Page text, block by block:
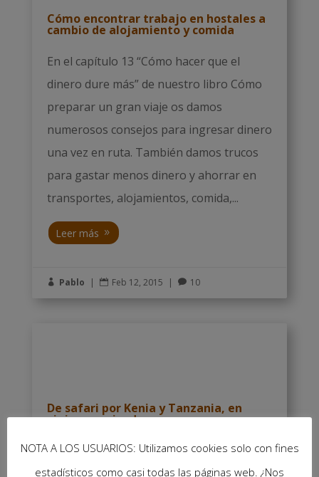
Cómo encontrar trabajo en hostales a
cambio de alojamiento y comida
En el capítulo 13 “Cómo hacer que el
dinero dure más” de nuestro libro Cómo
preparar un gran viaje os damos
numerosos consejos para ingresar dinero
una vez en ruta. También damos trucos
para gastar menos dinero y ahorrar en
transportes, alojamientos, comida,...
Leer más
 Pablo |  Feb 12, 2015 |  10
De safari por Kenia y Tanzania, en
viaje organizado
Sí, sí, en viaje organizado. Habéis leído
bien. Para los lectores de África de cabo a
NOTA A LOS USUARIOS: Utilizamos cookies solo con fines
estadísticos como casi todas las páginas web. ¿Nos